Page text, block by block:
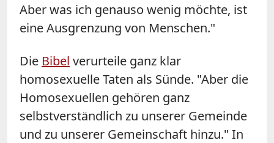
Aber was ich genauso wenig möchte, ist
eine Ausgrenzung von Menschen."
Die Bibel verurteile ganz klar
homosexuelle Taten als Sünde. "Aber die
Homosexuellen gehören ganz
selbstverständlich zu unserer Gemeinde
und zu unserer Gemeinschaft hinzu." In